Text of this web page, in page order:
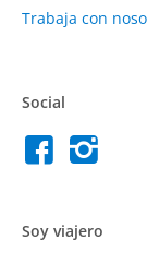
Trabaja con
Social
Soy viajero